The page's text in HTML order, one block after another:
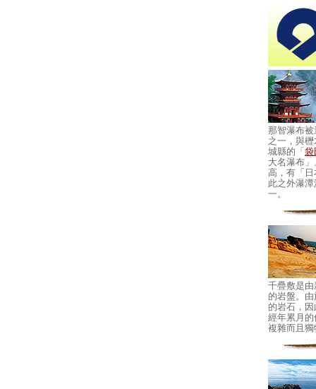
那智瀑布
之一，與
城縣的「 袋
大名瀑布
高，有「
此之外瀑
一。
千疊敷是
的岩盤。
的岩石，
經年累月
複雜而且